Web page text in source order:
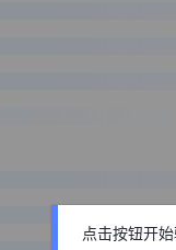
点击按钮开